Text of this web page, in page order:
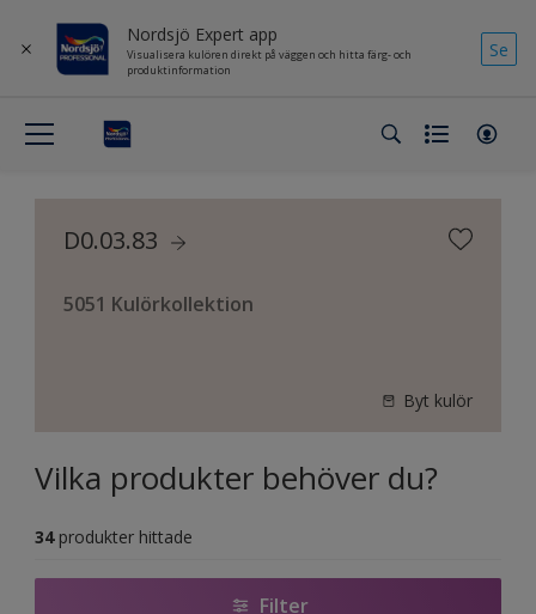
Nordsjö Expert app
Visualisera kulören direkt på väggen och hitta färg- och
produktinformation
Se
D0.03.83
5051 Kulörkollektion
Byt kulör
Vilka produkter behöver du?
34 produkter hittade
Filter